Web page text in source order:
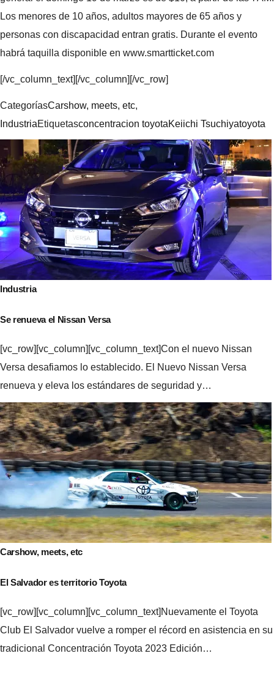
Los menores de 10 años, adultos mayores de 65 años y
personas con discapacidad entran gratis. Durante el evento
habrá taquilla disponible en www.smartticket.com
[/vc_column_text][/vc_column][/vc_row]
CategoríasCarshow, meets, etc,
IndustriaEtiquetasconcentracion toyotaKeiichi Tsuchiyatoyota
Navegación
de
entradas
Industria
Se renueva el Nissan Versa
[vc_row][vc_column][vc_column_text]Con el nuevo Nissan
Versa desafiamos lo establecido. El Nuevo Nissan Versa
renueva y eleva los estándares de seguridad y…
Carshow, meets, etc
El Salvador es territorio Toyota
[vc_row][vc_column][vc_column_text]Nuevamente el Toyota
Club El Salvador vuelve a romper el récord en asistencia en su
tradicional Concentración Toyota 2023 Edición…